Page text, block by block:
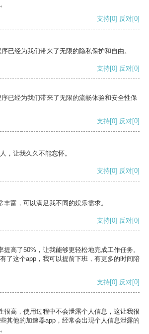
支持[0] 反对[0]
已经为我们带来了无限的隐私保护和自由。
支持[0] 反对[0]
已经为我们带来了无限的流畅体验和安全性保
支持[0] 反对[0]
，让我久久不能忘怀。
支持[0] 反对[0]
丰富，可以满足我不同的娱乐需求。
支持[0] 反对[0]
提高了50%，让我能够更轻松地完成工作任务。
了这个app，我可以提前下班，有更多的时间陪
支持[0] 反对[0]
很高，使用过程中不会泄露个人信息，这让我很
其他的加速器app，经常会出现个人信息泄露的